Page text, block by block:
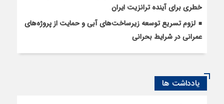
خطری برای آینده ترانزیت ایران
لزوم تسریع توسعه زیرساخت‌های آبی و حمایت از پروژه‌های
عمرانی در شرایط بحرانی
یادداشت ها